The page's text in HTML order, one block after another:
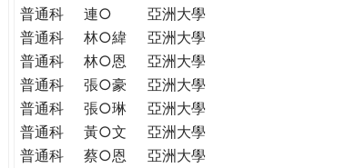
普通科
連○ 亞洲大學
普通科
林○緯 亞洲大學
普通科
林○恩 亞洲大學
普通科
張○豪 亞洲大學
普通科
張○琳 亞洲大學
普通科
黃○文 亞洲大學
普通科
蔡○恩 亞洲大學